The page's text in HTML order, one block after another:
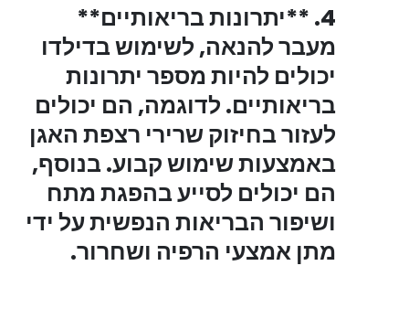
4. **יתרונות בריאותיים**
​​מעבר להנאה, לשימוש בדילדו
יכולים להיות מספר יתרונות
בריאותיים. לדוגמה, הם יכולים
לעזור בחיזוק שרירי רצפת האגן
באמצעות שימוש קבוע. בנוסף,
הם יכולים לסייע בהפגת מתח
ושיפור הבריאות הנפשית על ידי
מתן אמצעי הרפיה ושחרור.